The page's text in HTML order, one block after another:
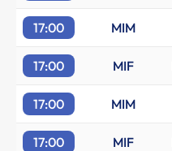
17:00 MIM
17:00 MIF
17:00 MIM
17:00 MIF